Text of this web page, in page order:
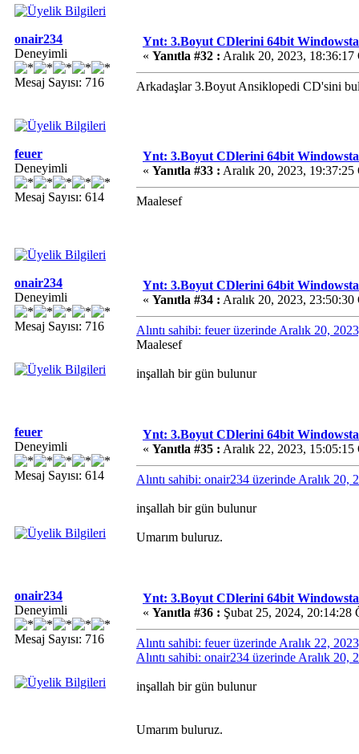
onair234
Deneyimli
Mesaj Sayısı: 716
Ynt: 3.Boyut CDlerini 64bit Windowsta
« Yanıtla #32 : Aralık 20, 2023, 18:36:17
Arkadaşlar 3.Boyut Ansiklopedi CD'sini
feuer
Deneyimli
Mesaj Sayısı: 614
Ynt: 3.Boyut CDlerini 64bit Windowsta
« Yanıtla #33 : Aralık 20, 2023, 19:37:25
Maalesef
onair234
Deneyimli
Mesaj Sayısı: 716
Ynt: 3.Boyut CDlerini 64bit Windowsta
« Yanıtla #34 : Aralık 20, 2023, 23:50:30
Alıntı sahibi: feuer üzerinde Aralık 20,
Maalesef
inşallah bir gün bulunur
feuer
Deneyimli
Mesaj Sayısı: 614
Ynt: 3.Boyut CDlerini 64bit Windowsta
« Yanıtla #35 : Aralık 22, 2023, 15:05:15
Alıntı sahibi: onair234 üzerinde Aralık 20,
inşallah bir gün bulunur
Umarım buluruz.
onair234
Deneyimli
Mesaj Sayısı: 716
Ynt: 3.Boyut CDlerini 64bit Windowsta
« Yanıtla #36 : Şubat 25, 2024, 20:14:28
Alıntı sahibi: feuer üzerinde Aralık 22,
Alıntı sahibi: onair234 üzerinde Aralık 20,
inşallah bir gün bulunur
Umarım buluruz.